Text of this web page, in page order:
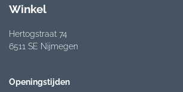
Winkel
Hertogstraat 74
6511 SE Nijmegen
Openingstijden